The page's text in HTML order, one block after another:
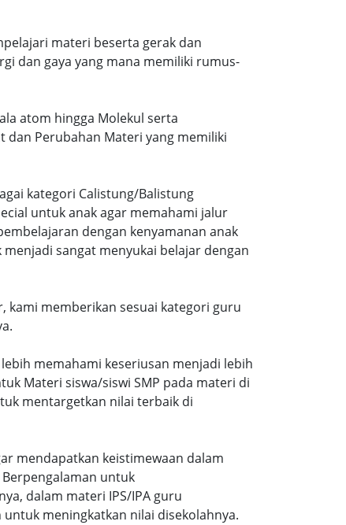
materi beserta gerak dan
dan gaya yang mana memiliki rumus-
atom hingga Molekul serta
dan Perubahan Materi yang memiliki
kategori Calistung/Balistung
untuk anak agar memahami jalur
dengan kenyamanan anak
sangat menyukai belajar dengan
kami memberikan sesuai kategori guru
memahami keseriusan menjadi lebih
Materi siswa/siswi SMP pada materi di
mentargetkan nilai terbaik di
mendapatkan keistimewaan dalam
untuk
dalam materi IPS/IPA guru
meningkatkan nilai disekolahnya.